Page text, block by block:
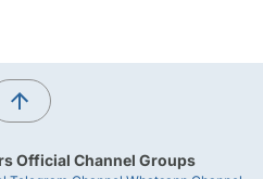
Official Channel Groups